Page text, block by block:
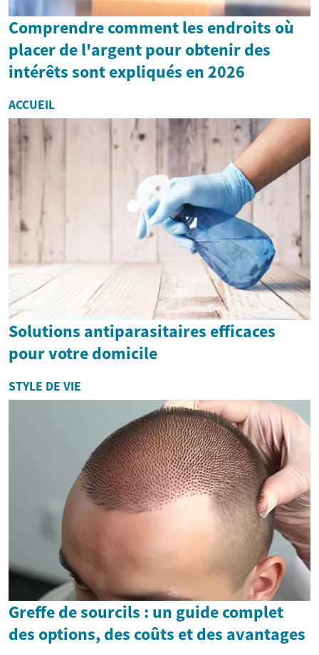
Comprendre comment les endroits où
placer de l'argent pour obtenir des
intérêts sont expliqués en 2026
ACCUEIL
Solutions antiparasitaires efficaces
pour votre domicile
STYLE DE VIE
Greffe de sourcils : un guide complet
des options, des coûts et des avantages